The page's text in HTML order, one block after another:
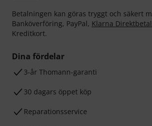
Betalningen kan göras tryggt och säkert
Banköverföring, PayPal, Klarna
Kreditkort.
Dina fördelar
3-år Thomann-garanti
30 dagars öppet köp
Reparationsservice